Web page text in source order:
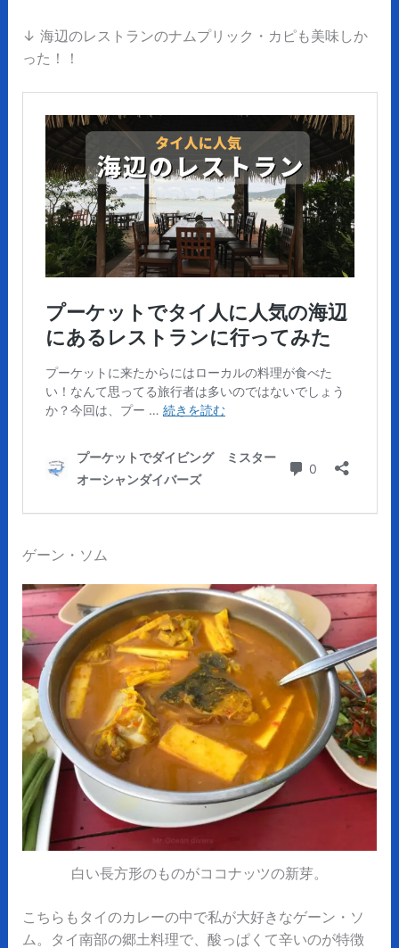
↓ 海辺のレストランのナムプリック・カピも美味しか
った！！
ゲーン・ソム
白い長方形のものがココナッツの新芽。
こちらもタイのカレーの中で私が大好きなゲーン・ソ
ム。タイ南部の郷土料理で、酸っぱくて辛いのが特徴